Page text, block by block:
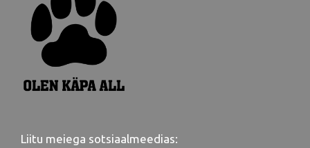
Liitu meiega sotsiaalmeedias: